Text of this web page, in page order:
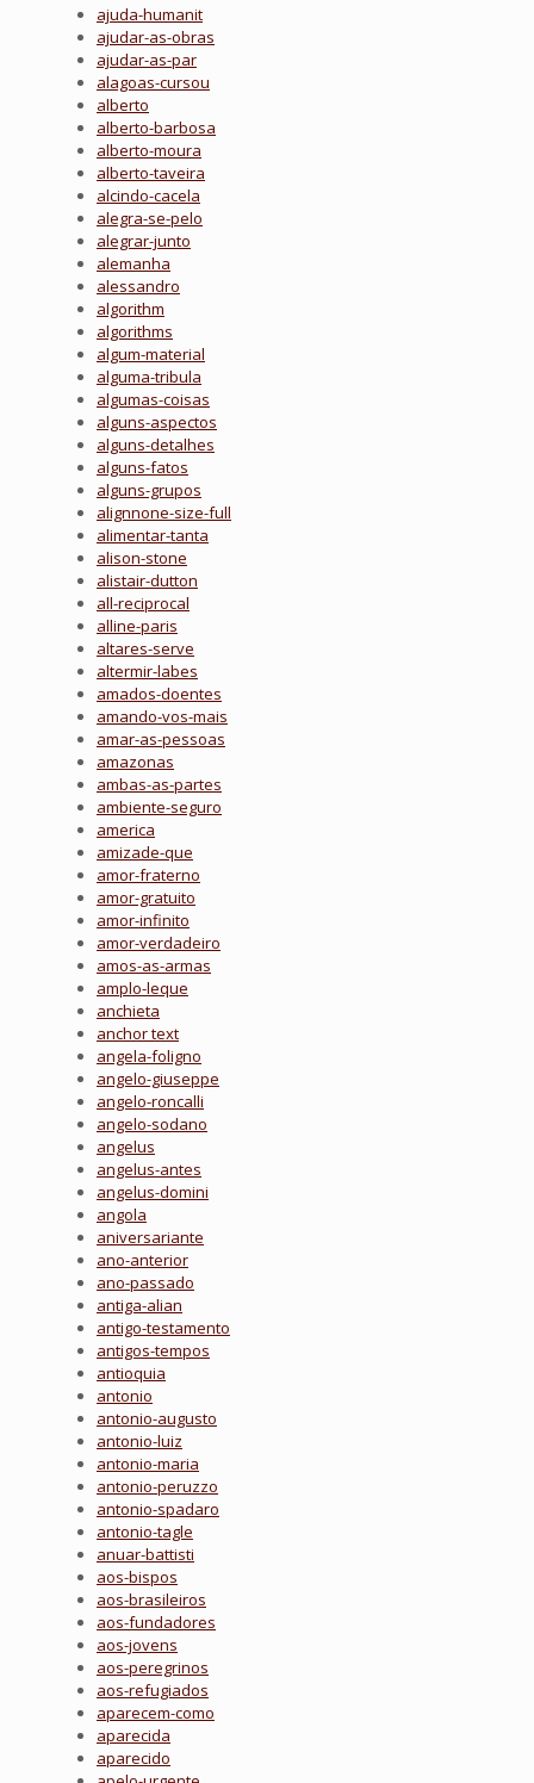
ajuda-humanit
ajudar-as-obras
ajudar-as-par
alagoas-cursou
alberto
alberto-barbosa
alberto-moura
alberto-taveira
alcindo-cacela
alegra-se-pelo
alegrar-junto
alemanha
alessandro
algorithm
algorithms
algum-material
alguma-tribula
algumas-coisas
alguns-aspectos
alguns-detalhes
alguns-fatos
alguns-grupos
alignnone-size-full
alimentar-tanta
alison-stone
alistair-dutton
all-reciprocal
alline-paris
altares-serve
altermir-labes
amados-doentes
amando-vos-mais
amar-as-pessoas
amazonas
ambas-as-partes
ambiente-seguro
america
amizade-que
amor-fraterno
amor-gratuito
amor-infinito
amor-verdadeiro
amos-as-armas
amplo-leque
anchieta
anchor text
angela-foligno
angelo-giuseppe
angelo-roncalli
angelo-sodano
angelus
angelus-antes
angelus-domini
angola
aniversariante
ano-anterior
ano-passado
antiga-alian
antigo-testamento
antigos-tempos
antioquia
antonio
antonio-augusto
antonio-luiz
antonio-maria
antonio-peruzzo
antonio-spadaro
antonio-tagle
anuar-battisti
aos-bispos
aos-brasileiros
aos-fundadores
aos-jovens
aos-peregrinos
aos-refugiados
aparecem-como
aparecida
aparecido